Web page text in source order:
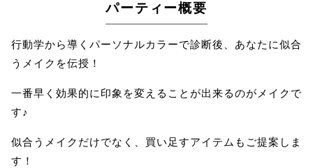
パーティー概要
行動学から導くパーソナルカラーで診断後、あなたに似合
うメイクを伝授！
一番早く効果的に印象を変えることが出来るのがメイクで
す♪
似合うメイクだけでなく、買い足すアイテムもご提案しま
す！